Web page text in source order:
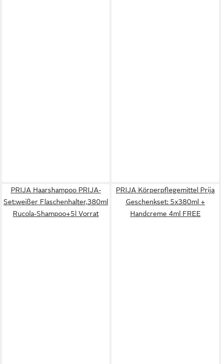
PRIJA Haarshampoo PRIJA-
Set:weißer Flaschenhalter,380ml
Rucola-Shampoo+5l Vorrat
PRIJA Körperpflegemittel Prija
Geschenkset: 5x380ml +
Handcreme 4ml FREE